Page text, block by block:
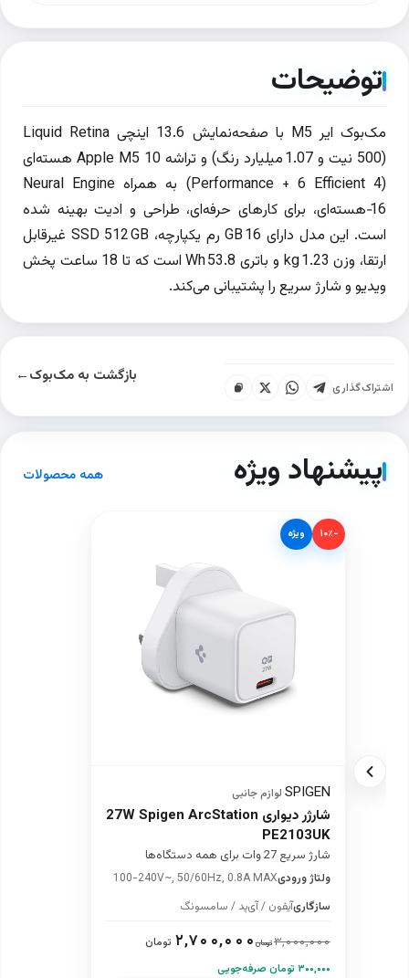
توضیحات
مک‌بوک ایر M5 با صفحه‌نمایش 13.6 اینچی Liquid Retina
(500 نیت و 1.07 میلیارد رنگ) و تراشه Apple M5 10 هسته‌ای
(4 Performance + 6 Efficient) به همراه Neural Engine
16‑هسته‌ای، برای کارهای حرفه‌ای، طراحی و ادیت بهینه شده
است. این مدل دارای 16 GB رم یکپارچه، SSD 512 GB غیرقابل
ارتقا، وزن 1.23 kg و باتری 53.8 Wh است که تا 18 ساعت پخش
ویدیو و شارژ سریع را پشتیبانی می‌کند.
اشتراک‌گذاری
بازگشت به مک‌بوک←
پیشنهاد ویژه همه محصولات
−۱۰٪ ویژه
SPIGEN
·لوازم جانبی
شارژر دیواری 27W Spigen ArcStation
PE2103UK
شارژ سریع 27 وات برای همه دستگاه‌ها
ولتاژ ورودی100-240V~, 50/60Hz, 0.8A MAX
سازگاریآیفون / آی‌پد / سامسونگ
۳,۰۰۰,۰۰۰تومان۲,۷۰۰,۰۰۰ تومان
۳۰۰,۰۰۰ تومان صرفه‌جویی